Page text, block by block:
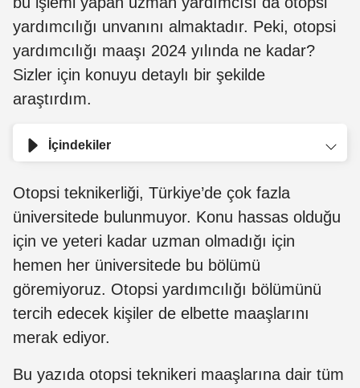
yardımcılığı unvanını almaktadır. Peki, otopsi
yardımcılığı maaşı 2024 yılında ne kadar?
Sizler için konuyu detaylı bir şekilde
araştırdım.
İçindekiler
Otopsi teknikerliği, Türkiye’de çok fazla
üniversitede bulunmuyor. Konu hassas olduğu
için ve yeteri kadar uzman olmadığı için
hemen her üniversitede bu bölümü
göremiyoruz. Otopsi yardımcılığı bölümünü
tercih edecek kişiler de elbette maaşlarını
merak ediyor.
Bu yazıda otopsi teknikeri maaşlarına dair tüm